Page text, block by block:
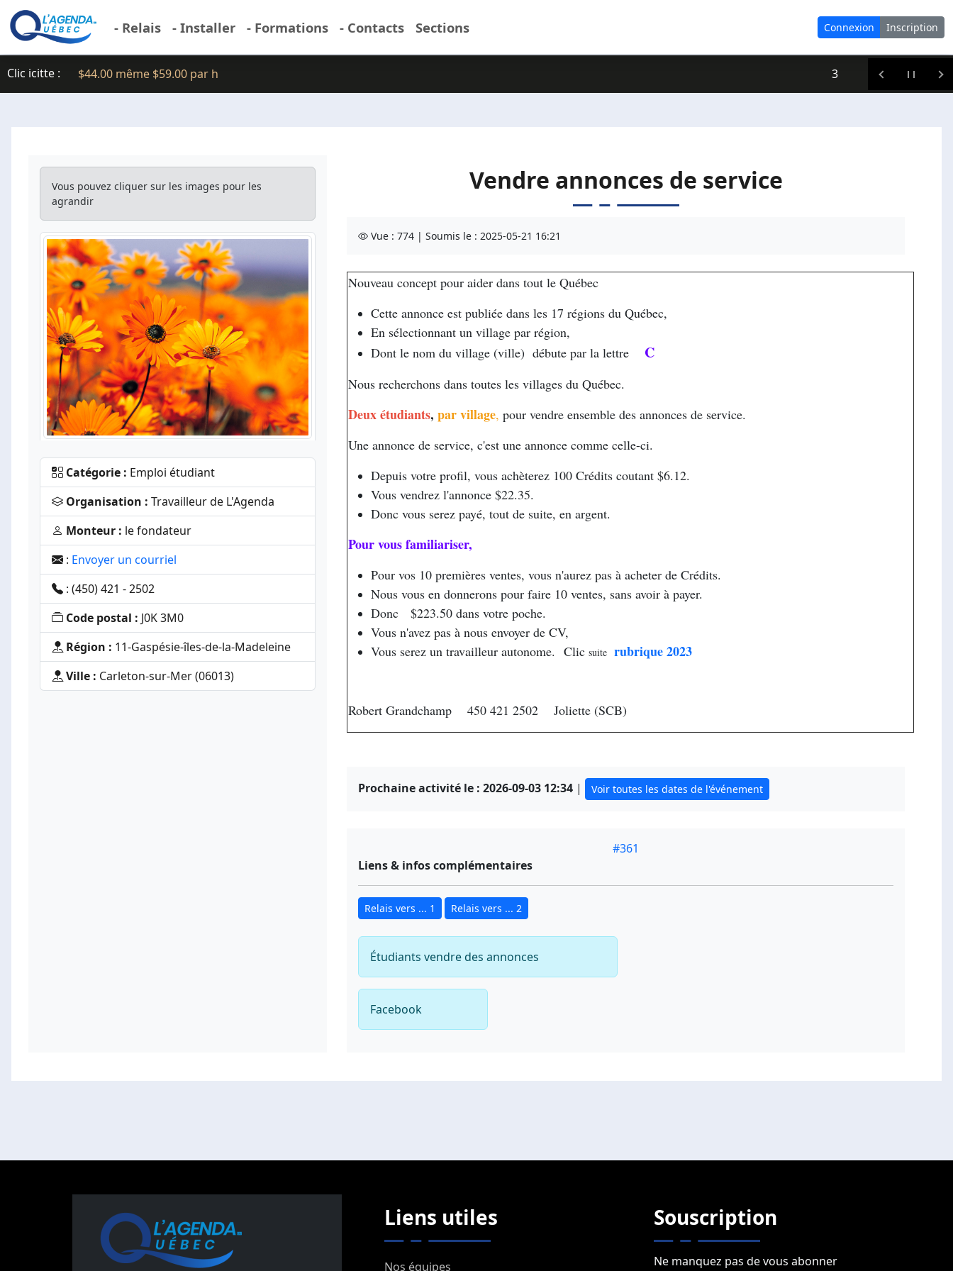
- Relais - Installer - Formations - Contacts Sections Connexion Inscription
Clic icitte : $44.00 même $59.00 par h 3
Vous pouvez cliquer sur les images pour les
agrandir
Catégorie : Emploi étudiant
Organisation : Travailleur de L'Agenda
Monteur : le fondateur
: Envoyer un courriel
: (450) 421 - 2502
Code postal : J0K 3M0
Région : 11-Gaspésie-îles-de-la-Madeleine
Ville : Carleton-sur-Mer (06013)
Vendre annonces de service
Vue : 774 | Soumis le : 2025-05-21 16:21
Nouveau concept pour aider dans tout le Québec
Cette annonce est publiée dans les 17 régions du Québec,
En sélectionnant un village par région,
Dont le nom du village (ville) débute par la lettre
C
Nous recherchons dans toutes les villages du Québec.
Deux étudiants,par village, pour vendre ensemble des annonces de service.
Une annonce de service, c'est une annonce comme celle-ci.
Depuis votre profil, vous achèterez 100 Crédits coutant $6.12.
Vous vendrez l'annonce $22.35.
Donc vous serez payé, tout de suite, en argent.
Pour vous familiariser,
Pour vos 10 premières ventes, vous n'aurez pas à acheter de Crédits.
Nous vous en donnerons pour faire 10 ventes, sans avoir à payer.
Donc $223.50 dans votre poche.
Vous n'avez pas à nous envoyer de CV,
Vous serez un travailleur autonome. Clicsuite rubrique 2023
Robert Grandchamp 450 421 2502 Joliette (SCB)
Prochaine activité le : 2026-09-03 12:34 | Voir toutes les dates de l'événement
#361
Liens & infos complémentaires
Relais vers ... 1 Relais vers ... 2
Étudiants vendre des annonces
Facebook
Liens utiles
Nos équipes
Souscription
Ne manquez pas de vous abonner